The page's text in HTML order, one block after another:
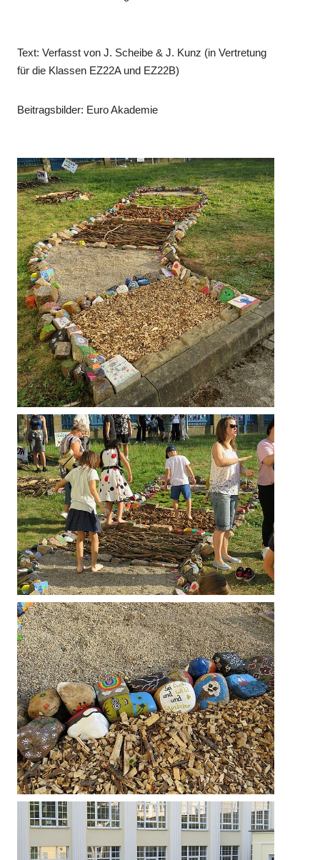
Text: Verfasst von J. Scheibe & J. Kunz (in Vertretung
für die Klassen EZ22A und EZ22B)
Beitragsbilder: Euro Akademie